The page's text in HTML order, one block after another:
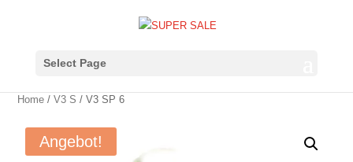
Select Page
Home / V3 S / V3 SP 6
Angebot!